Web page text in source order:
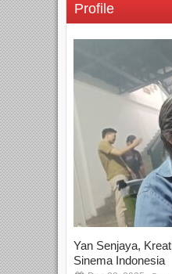
Profile
Yan Senjaya,
Sinema Indonesia